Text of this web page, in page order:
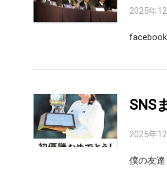
2025年
SNS
2025年
僕の友